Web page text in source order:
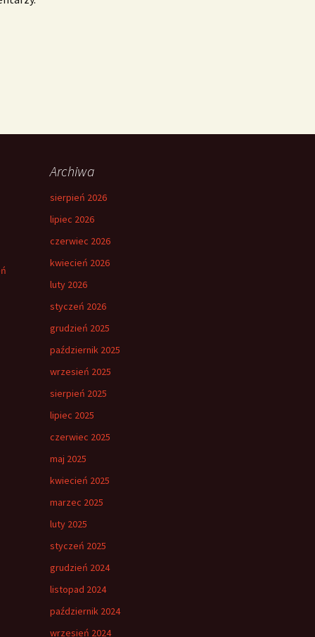
Archiwa
sierpień 2026
lipiec 2026
czerwiec 2026
kwiecień 2026
luty 2026
styczeń 2026
grudzień 2025
październik 2025
wrzesień 2025
sierpień 2025
lipiec 2025
czerwiec 2025
maj 2025
kwiecień 2025
marzec 2025
luty 2025
styczeń 2025
grudzień 2024
listopad 2024
październik 2024
wrzesień 2024